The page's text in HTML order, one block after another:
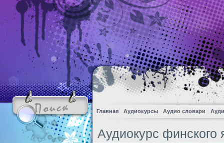
Главная Аудиокурсы Аудио словари
Аудиокурс